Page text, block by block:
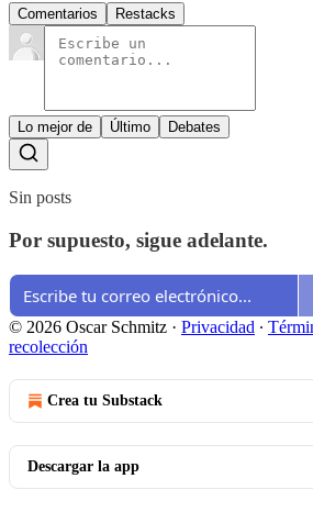
Comentarios Restacks
Lo mejor de Último Debates
Sin posts
Por supuesto, sigue adelante.
© 2026 Oscar Schmitz · Privacidad ∙
recolección
Crea tu Substack
Descargar la app